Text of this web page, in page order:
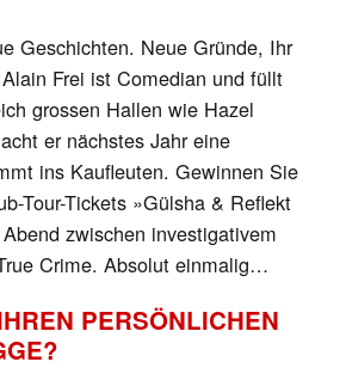
Geschichten. Neue Gründe, Ihr
Frei ist Comedian und füllt
grossen Hallen wie Hazel
er nächstes Jahr eine
ins Kaufleuten. Gewinnen Sie
Tour-Tickets »Gülsha & Reflekt
zwischen investigativem
Crime. Absolut einmalig…
PERSÖNLICHEN